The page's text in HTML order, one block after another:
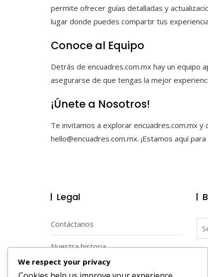
permite ofrecer guías detalladas y
lugar donde puedes compartir tus
Conoce al Equipo
Detrás de encuadres.com.mx hay un equipo
asegurarse de que tengas la mejor
¡Únete a Nosotros!
Te invitamos a explorar encuadres.com.mx
hello@encuadres.com.mx. ¡Estamos aquí
Legal
Contáctanos
Nuestra historia
Política de cookies
We respect your privacy